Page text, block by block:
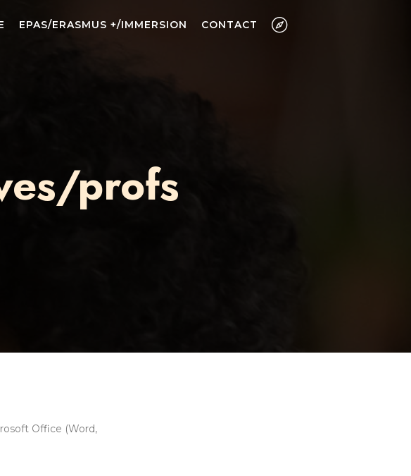
EPAS/ERASMUS +/IMMERSION CONTACT
profs
Office (Word,